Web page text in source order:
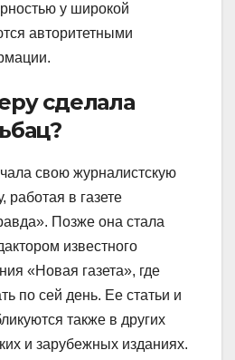
у широкой
авторитетными
сделала
свою журналистскую
работая в газете
Позже она стала
известного
«Новая газета», где
по сей день. Ее статьи и
также в других
и зарубежных изданиях.